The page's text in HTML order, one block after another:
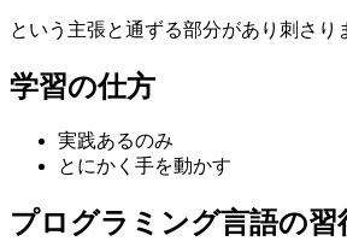
という主張と通ずる部分があり刺さり
学習の仕方
実践あるのみ
とにかく手を動かす
プログラミング言語の習